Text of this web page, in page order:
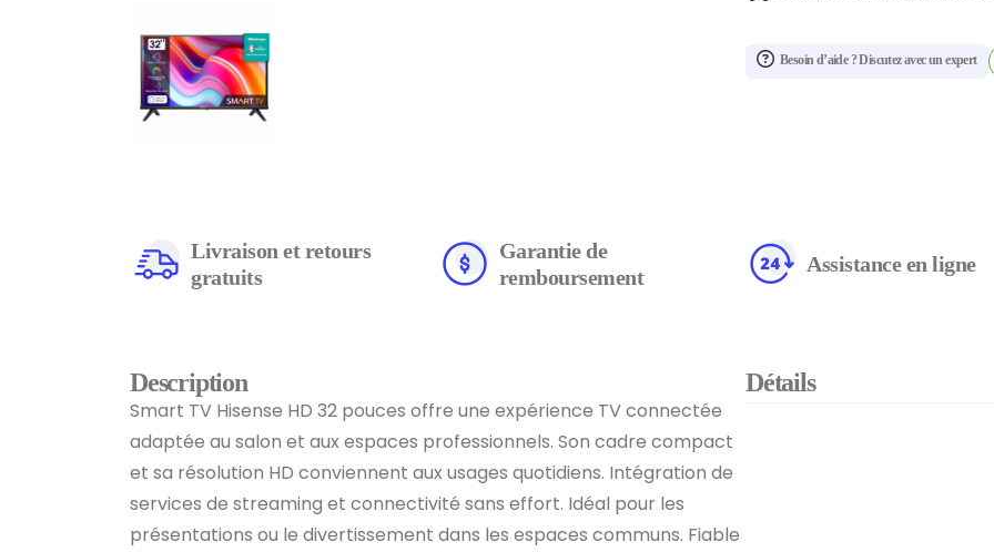
Besoin d’aide ? Discutez avec un expert
Livraison et retours
gratuits
Garantie de
remboursement
Assistance en ligne
Description
Smart TV Hisense HD 32 pouces offre une expérience TV connectée
adaptée au salon et aux espaces professionnels. Son cadre compact
et sa résolution HD conviennent aux usages quotidiens. Intégration de
services de streaming et connectivité sans effort. Idéal pour les
présentations ou le divertissement dans les espaces communs. Fiable
Détails